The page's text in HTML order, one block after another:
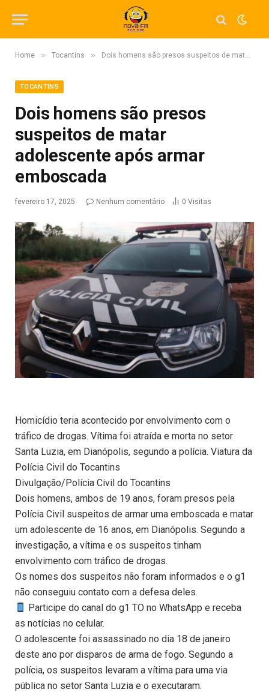
Home » Tocantins » Dois homens são presos suspeitos de matar adolescente após armar emboscada
TOCANTINS
Dois homens são presos
suspeitos de matar
adolescente após armar
emboscada
fevereiro 17, 2025 Nenhum comentário 0 Visitas
Homicídio teria acontecido por envolvimento com o
tráfico de drogas. Vítima foi atraída e morta no setor
Santa Luzia, em Dianópolis, segundo a polícia. Viatura da
Polícia Civil do Tocantins
Divulgação/Polícia Civil do Tocantins
Dois homens, ambos de 19 anos, foram presos pela
Polícia Civil suspeitos de armar uma emboscada e matar
um adolescente de 16 anos, em Dianópolis. Segundo a
investigação, a vítima e os suspeitos tinham
envolvimento com tráfico de drogas.
Os nomes dos suspeitos não foram informados e o g1
não conseguiu contato com a defesa deles.
Participe do canal do g1 TO no WhatsApp e receba
as notícias no celular.
O adolescente foi assassinado no dia 18 de janeiro
deste ano por disparos de arma de fogo. Segundo a
polícia, os suspeitos levaram a vítima para uma via
pública no setor Santa Luzia e o executaram.